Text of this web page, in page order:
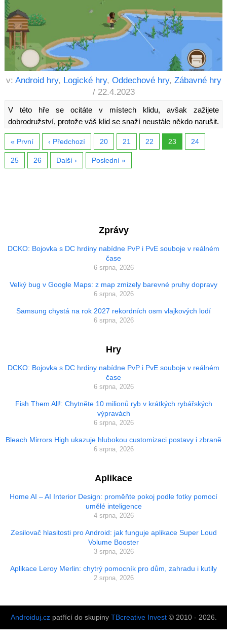
v: Android hry, Logické hry, Oddechové hry, Zábavné hry
/ 22.4.2023
V této hře se ocitáte v místech klidu, avšak zažijete
dobrodružství, protože váš klid se snaží neustále někdo narušit.
« První ‹ Předchozí 20 21 22 23 24
25 26 Další › Poslední »
Zprávy
DCKO: Bojovka s DC hrdiny nabídne PvP i PvE souboje v reálném
čase
6 srpna, 2026
Velký bug v Google Maps: z map zmizely barevné pruhy dopravy
6 srpna, 2026
Samsung chystá na rok 2027 rekordních osm vlajkových lodí
6 srpna, 2026
Hry
DCKO: Bojovka s DC hrdiny nabídne PvP i PvE souboje v reálném
čase
6 srpna, 2026
Fish Them All!: Chytněte 10 milionů ryb v krátkých rybářských
výpravách
6 srpna, 2026
Bleach Mirrors High ukazuje hlubokou customizaci postavy i zbraně
6 srpna, 2026
Aplikace
Home AI – AI Interior Design: proměňte pokoj podle fotky pomocí
umělé inteligence
4 srpna, 2026
Zesilovač hlasitosti pro Android: jak funguje aplikace Super Loud
Volume Booster
3 srpna, 2026
Aplikace Leroy Merlin: chytrý pomocník pro dům, zahradu i kutily
2 srpna, 2026
Androiduj.czpatřící do skupiny TBcreative Invest© 2010 - 2026.